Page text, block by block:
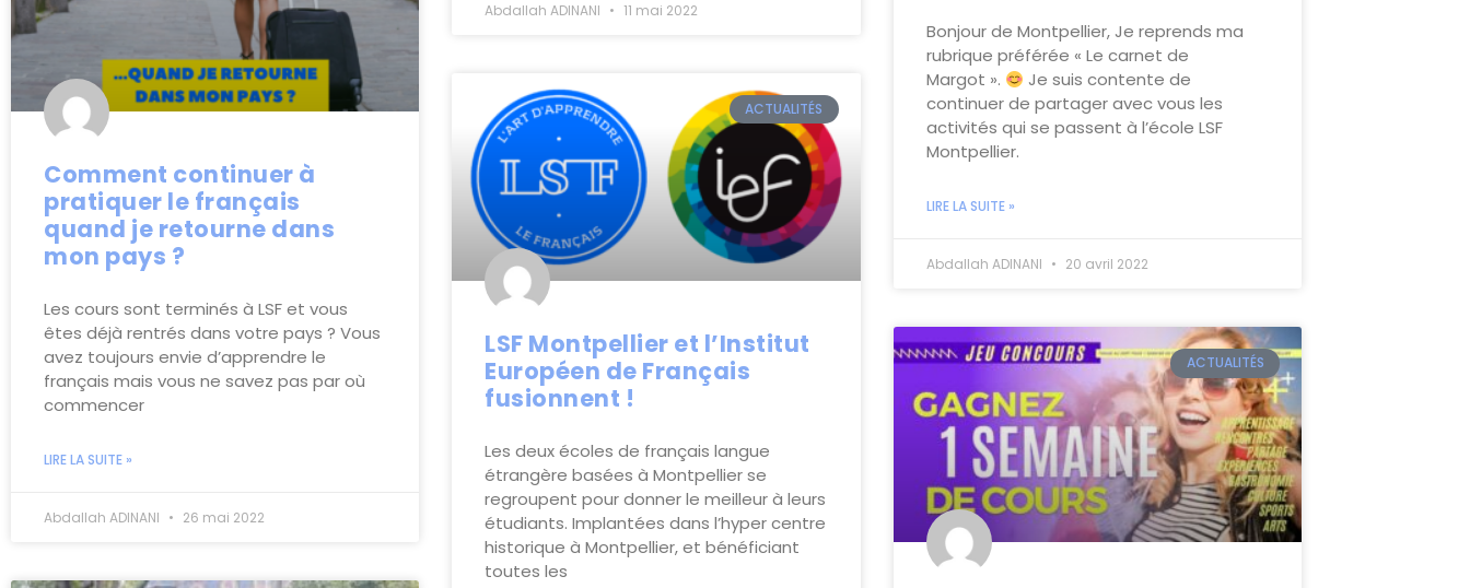
Comment continuer à
pratiquer le français
quand je retourne dans
mon pays ?
Les cours sont terminés à LSF et vous
êtes déjà rentrés dans votre pays ? Vous
avez toujours envie d’apprendre le
français mais vous ne savez pas par où
commencer
LIRE LA SUITE »
Abdallah ADINANI 26 mai 2022
Abdallah ADINANI 11 mai 2022
Bonjour de Montpellier, Je reprends ma
rubrique préférée « Le carnet de
Margot ».
Je suis contente de
continuer de partager avec vous les
activités qui se passent à l’école LSF
Montpellier.
LIRE LA SUITE »
Abdallah ADINANI 20 avril 2022
ACTUALITÉS
LSF Montpellier et l’Institut
Européen de Français
fusionnent !
Les deux écoles de français langue
étrangère basées à Montpellier se
regroupent pour donner le meilleur à leurs
étudiants. Implantées dans l’hyper centre
historique à Montpellier, et bénéficiant
toutes les
ACTUALITÉS